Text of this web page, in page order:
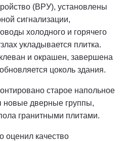
(ВРУ), установлены
сигнализации,
холодного и горячего
укладывается плитка.
и окрашен, завершена
цоколь здания.
старое напольное
новые дверные группы,
гранитными плитами.
оценил качество